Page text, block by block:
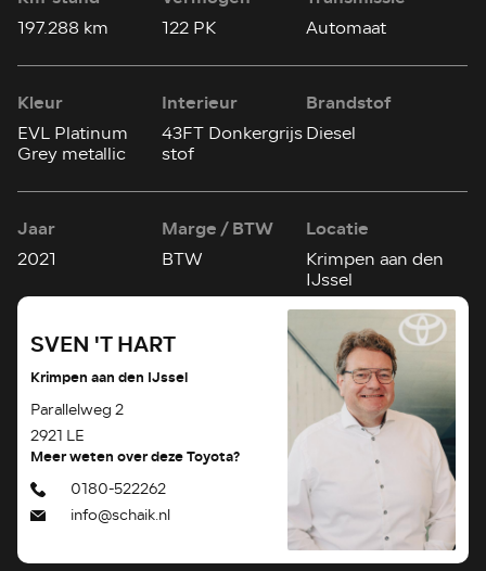
197.288 km 122 PK Automaat
Kleur
EVL Platinum
Grey metallic
Interieur
43FT Donkergrijs
stof
Brandstof
Diesel
Jaar
2021
Marge / BTW
BTW
Locatie
Krimpen aan den
IJssel
SVEN 'T HART
Krimpen aan den IJssel
Parallelweg 2
2921 LE
Meer weten over deze Toyota?
0180-522262
info@schaik.nl